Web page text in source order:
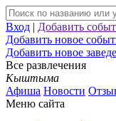
Вход | Добавить
Добавить новое
Добавить новое
Все развлечения
Кыштыма
Афиша Новости
Меню сайта